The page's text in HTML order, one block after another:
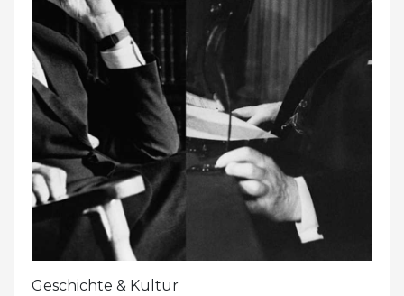
Geschichte & Kultur